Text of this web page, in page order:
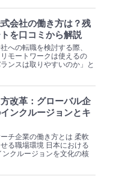
会社の働き方は？残
を口コミから解説
への転職を検討する際、
モートワークは使えるの
ンスは取りやすいのか」と
改革：グローバル企
ンクルージョンとキ
チ企業の働き方とは 柔軟
る職場環境 日本における
クルージョンを文化の核